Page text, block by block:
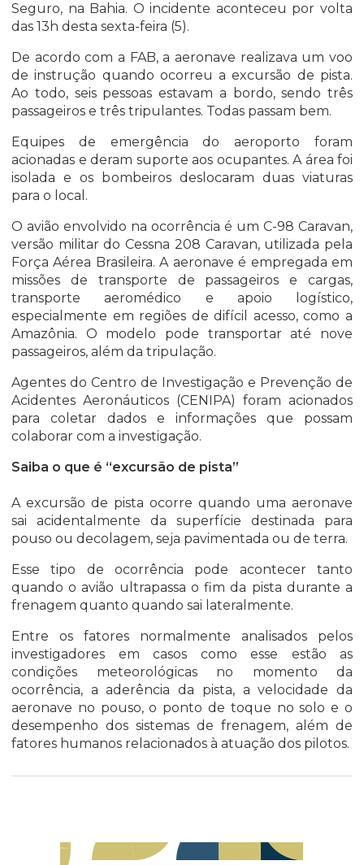
Seguro, na Bahia. O incidente aconteceu por volta
das 13h desta sexta-feira (5).
De acordo com a FAB, a aeronave realizava um voo
de instrução quando ocorreu a excursão de pista.
Ao todo, seis pessoas estavam a bordo, sendo três
passageiros e três tripulantes. Todas passam bem.
Equipes de emergência do aeroporto foram
acionadas e deram suporte aos ocupantes. A área foi
isolada e os bombeiros deslocaram duas viaturas
para o local.
O avião envolvido na ocorrência é um C-98 Caravan,
versão militar do Cessna 208 Caravan, utilizada pela
Força Aérea Brasileira. A aeronave é empregada em
missões de transporte de passageiros e cargas,
transporte aeromédico e apoio logístico,
especialmente em regiões de difícil acesso, como a
Amazônia. O modelo pode transportar até nove
passageiros, além da tripulação.
Agentes do Centro de Investigação e Prevenção de
Acidentes Aeronáuticos (CENIPA) foram acionados
para coletar dados e informações que possam
colaborar com a investigação.
Saiba o que é “excursão de pista”
A excursão de pista ocorre quando uma aeronave
sai acidentalmente da superfície destinada para
pouso ou decolagem, seja pavimentada ou de terra.
Esse tipo de ocorrência pode acontecer tanto
quando o avião ultrapassa o fim da pista durante a
frenagem quanto quando sai lateralmente.
Entre os fatores normalmente analisados pelos
investigadores em casos como esse estão as
condições meteorológicas no momento da
ocorrência, a aderência da pista, a velocidade da
aeronave no pouso, o ponto de toque no solo e o
desempenho dos sistemas de frenagem, além de
fatores humanos relacionados à atuação dos pilotos.